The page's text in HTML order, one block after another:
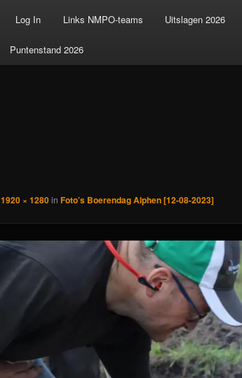
Log In Links NMPO-teams Uitslagen 2026
Puntenstand 2026
1920 × 1280in Foto’s Boerendag Alphen [12-08-2023]